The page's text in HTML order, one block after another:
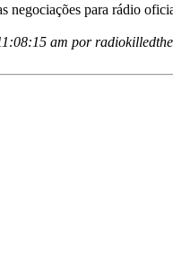
negociações para rádio
am por